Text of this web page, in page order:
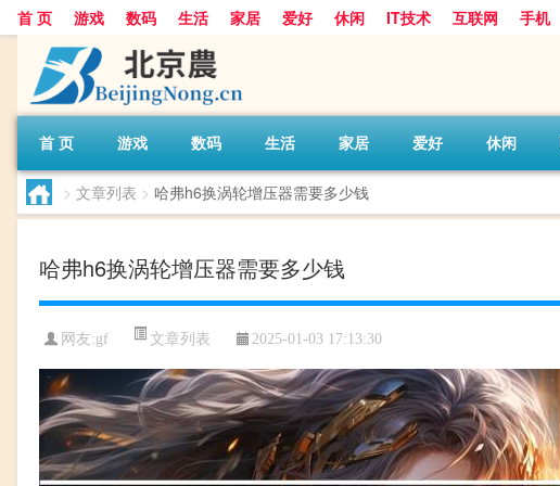
首 页 游戏 数码 生活 家居 爱好 休闲 IT技术 互联网 手机
首 页 游戏 数码 生活 家居 爱好 休闲
> 文章列表 > 哈弗h6换涡轮增压器需要多少钱
哈弗h6换涡轮增压器需要多少钱
网友:gf 文章列表 2025-01-03 17:13:30